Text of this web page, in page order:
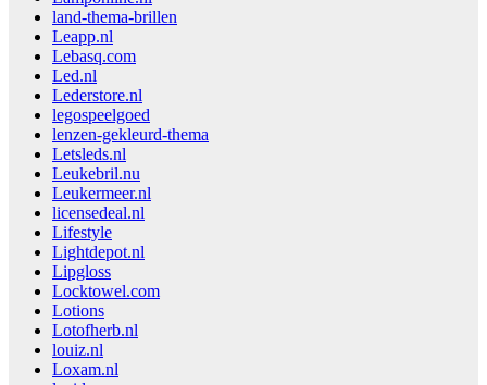
land-thema-brillen
Leapp.nl
Lebasq.com
Led.nl
Lederstore.nl
legospeelgoed
lenzen-gekleurd-thema
Letsleds.nl
Leukebril.nu
Leukermeer.nl
licensedeal.nl
Lifestyle
Lightdepot.nl
Lipgloss
Locktowel.com
Lotions
Lotofherb.nl
louiz.nl
Loxam.nl